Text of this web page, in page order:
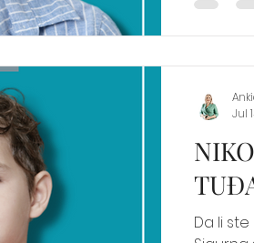
Da li
Jul